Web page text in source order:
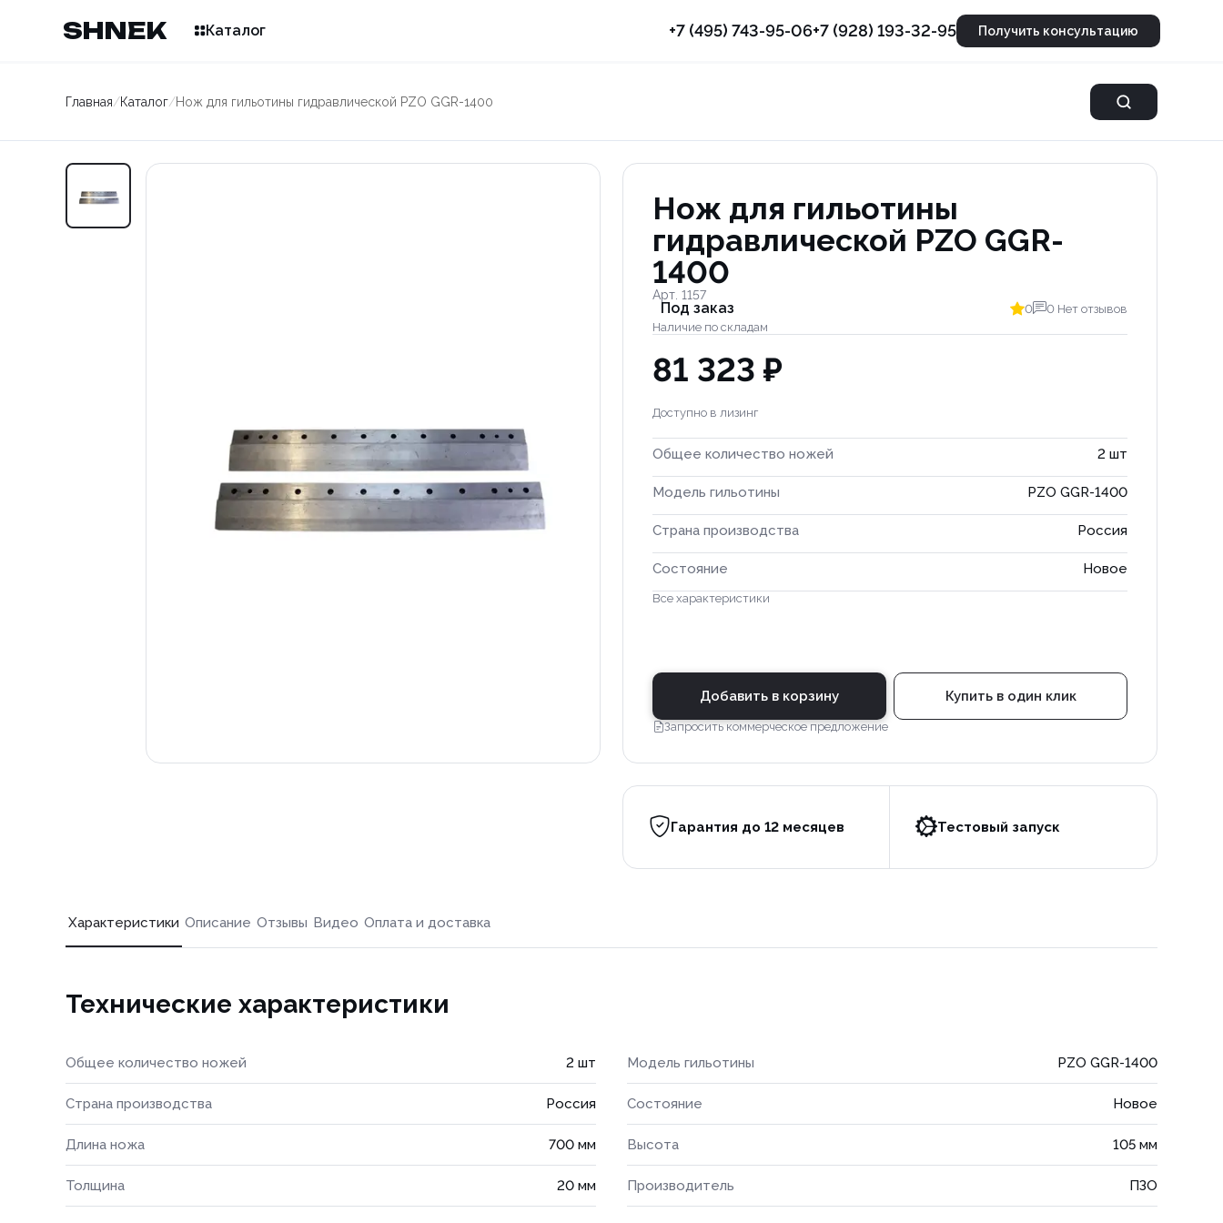
SHNEK Каталог +7 (495) 743-95-06+7 (928) 193-32-95 Получить консультацию
Главная/Каталог/Нож для гильотины гидравлической PZO GGR-1400
Нож для гильотины
гидравлической PZO GGR-
1400
Арт. 1157
Под заказ
Наличие по складам
0 0 Нет отзывов
81 323 ₽
Доступно в лизинг
Общее количество ножей 2 шт
Модель гильотины PZO GGR-1400
Страна производства Россия
Состояние Новое
Все характеристики
Добавить в корзину Купить в один клик
Запросить коммерческое предложение
Гарантия до 12 месяцев Тестовый запуск
Характеристики Описание Отзывы Видео Оплата и доставка
Технические характеристики
Общее количество ножей 2 шт Модель гильотины PZO GGR-1400
Страна производства Россия Состояние Новое
Длина ножа 700 мм Высота 105 мм
Толщина 20 мм Производитель ПЗО